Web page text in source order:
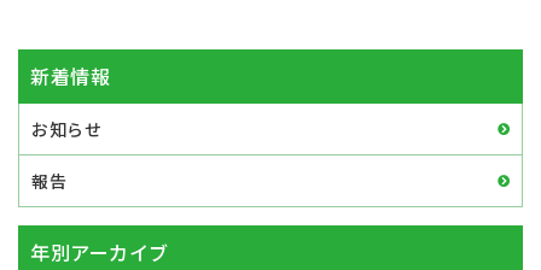
新着情報
お知らせ
報告
年別アーカイブ